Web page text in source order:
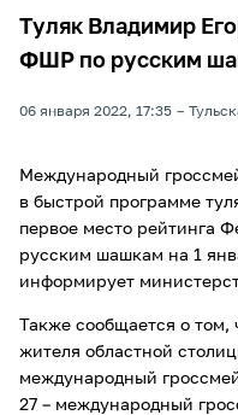
Туляк Владимир
ФШР по русским
06 января 2022, 17:35
Международный
в быстрой программе
первое место рейтинга
русским шашкам на 1
информирует
Также сообщается о том,
жителя областной
международный
27 – международный